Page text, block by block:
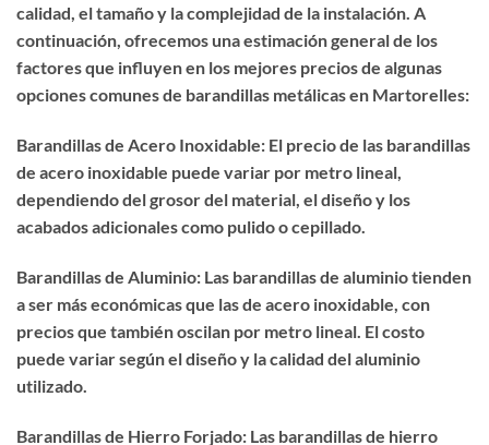
calidad, el tamaño y la complejidad de la instalación. A
continuación, ofrecemos una estimación general de los
factores que influyen en los mejores precios de algunas
opciones comunes de barandillas metálicas en Martorelles:
Barandillas de Acero Inoxidable: El precio de las barandillas
de acero inoxidable puede variar por metro lineal,
dependiendo del grosor del material, el diseño y los
acabados adicionales como pulido o cepillado.
Barandillas de Aluminio: Las barandillas de aluminio tienden
a ser más económicas que las de acero inoxidable, con
precios que también oscilan por metro lineal. El costo
puede variar según el diseño y la calidad del aluminio
utilizado.
Barandillas de Hierro Forjado: Las barandillas de hierro